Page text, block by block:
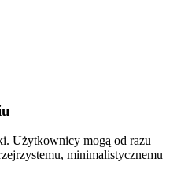
Użytkownicy mogą od razu
minimalistycznemu